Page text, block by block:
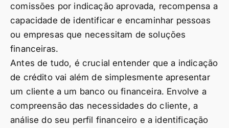
comissões por indicação aprovada, recompensa a
capacidade de identificar e encaminhar pessoas
ou empresas que necessitam de soluções
financeiras.
Antes de tudo, é crucial entender que a indicação
de crédito vai além de simplesmente apresentar
um cliente a um banco ou financeira. Envolve a
compreensão das necessidades do cliente, a
análise do seu perfil financeiro e a identificação